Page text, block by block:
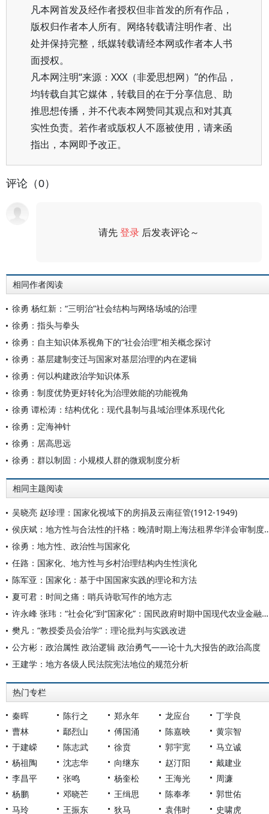
凡本网首发及经作者授权但非首发的所有作品，
版权归作者本人所有。网络转载请注明作者、出
处并保持完整，纸媒转载请经本网或作者本人书
面授权。
凡本网注明“来源：XXX（非爱思想网）”的作品，
均转载自其它媒体，转载目的在于分享信息、助
推思想传播，并不代表本网赞同其观点和对其真
实性负责。若作者或版权人不愿被使用，请来函
指出，本网即予改正。
评论（0）
请先登录 后发表评论～
相同作者阅读
徐勇 杨红新：“三明治”社会结构与网络场域的治理
徐勇：指头与拳头
徐勇：自主知识体系视角下的“社会治理”相关概念探讨
徐勇：基层建制变迁与国家对基层治理的内在逻辑
徐勇：何以构建政治学知识体系
徐勇：制度优势更好转化为治理效能的功能视角
徐勇 谭松涛：结构优化：现代县制与县域治理体系现代化
徐勇：定海神针
徐勇：居高思远
徐勇：群以制固：小规模人群的微观制度分析
相同主题阅读
吴晓亮 赵珍理：国家化视域下的房捐及云南征管(1912-1949)
侯庆斌：地方性与合法性的扞
徐勇：地方性、政治性与国家化
任路：国家化、地方性与乡村治理结构内生性演化
陈军亚：国家化：基于中国国家实践的理论和方法
夏可君：时间之痛：哨兵诗歌写作的地方志
许永峰 张玮：“社会化”到“国家化”：国民政府时期中国现代农业金融支持体系之嬗变
樊凡：“教授委员会治学”：理论批判与实践改进
公方彬：政治属性 政治逻辑 政治勇气——论十九大报告的政治高度
王建学：地方各级人民法院宪法地位的规范分析
热门专栏
秦晖 陈行之 郑永年 龙应台
丁学良
曹林
鄢烈山 傅国涌 陈嘉映
黄宗智
于建嵘
陈志武 徐贲 郭宇宽
马立诚
杨祖陶
沈志华 向继东 赵汀阳
戴建业
李昌平
张鸣 杨奎松 王海光
周濂
杨鹏
邓晓芒 王缉思 陈奉孝
郭世佑
马玲
王振东 狄马 袁伟时 史啸虎